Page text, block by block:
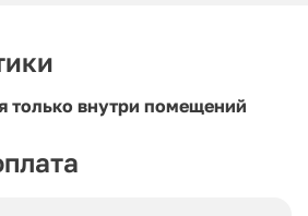
только внутри помещений